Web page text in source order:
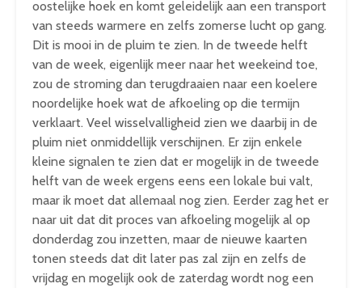
oostelijke hoek en komt geleidelijk aan een transport
van steeds warmere en zelfs zomerse lucht op gang.
Dit is mooi in de pluim te zien. In de tweede helft
van de week, eigenlijk meer naar het weekeind toe,
zou de stroming dan terugdraaien naar een koelere
noordelijke hoek wat de afkoeling op die termijn
verklaart. Veel wisselvalligheid zien we daarbij in de
pluim niet onmiddellijk verschijnen. Er zijn enkele
kleine signalen te zien dat er mogelijk in de tweede
helft van de week ergens eens een lokale bui valt,
maar ik moet dat allemaal nog zien. Eerder zag het er
naar uit dat dit proces van afkoeling mogelijk al op
donderdag zou inzetten, maar de nieuwe kaarten
tonen steeds dat dit later pas zal zijn en zelfs de
vrijdag en mogelijk ook de zaterdag wordt nog een